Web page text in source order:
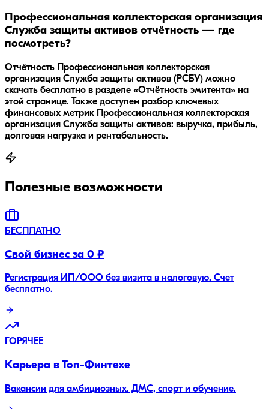
Профессиональная коллекторская организация
Служба защиты активов отчётность — где
посмотреть?
Отчётность Профессиональная коллекторская
организация Служба защиты активов (РСБУ) можно
скачать бесплатно в разделе «Отчётность эмитента» на
этой странице. Также доступен разбор ключевых
финансовых метрик Профессиональная коллекторская
организация Служба защиты активов: выручка, прибыль,
долговая нагрузка и рентабельность.
Полезные возможности
БЕСПЛАТНО
Свой бизнес за 0 ₽
Регистрация ИП/ООО без визита в налоговую. Счет
бесплатно.
ГОРЯЧЕЕ
Карьера в Топ-Финтехе
Вакансии для амбициозных. ДМС, спорт и обучение.